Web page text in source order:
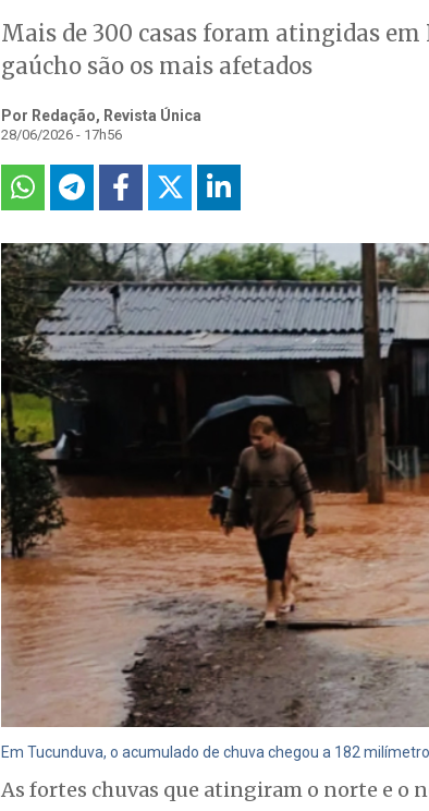
Mais de 300 casas foram atingidas
gaúcho são os mais afetados
Por Redação, Revista Única
28/06/2026 - 17h56
Em Tucunduva, o acumulado de chuva chegou a 182
As fortes chuvas que atingiram o norte e o